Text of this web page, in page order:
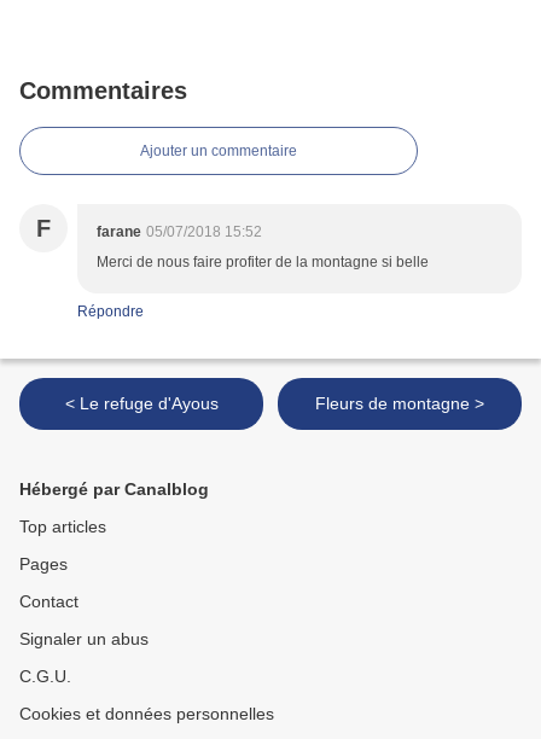
Commentaires
Ajouter un commentaire
F farane 05/07/2018 15:52
Merci de nous faire profiter de la montagne si belle
Répondre
< Le refuge d'Ayous Fleurs de montagne >
Hébergé par Canalblog
Top articles
Pages
Contact
Signaler un abus
C.G.U.
Cookies et données personnelles